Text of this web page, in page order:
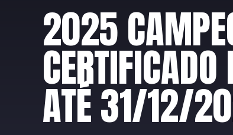
2025
ATÉ 31/12/